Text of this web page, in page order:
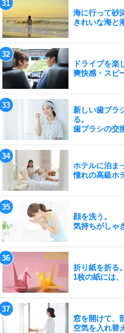
海に行って砂
きれいな海と
ドライブを楽
爽快感・スピ
新しい歯ブラ
る。
歯ブラシの交
ホテルに泊ま
憧れの高級ホ
顔を洗う。
気持ちがしゃ
折り紙を折る。
1枚の紙には
窓を開けて、
空気を入れ替